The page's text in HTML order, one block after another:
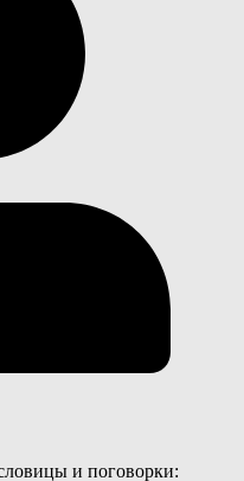
и поговорки: